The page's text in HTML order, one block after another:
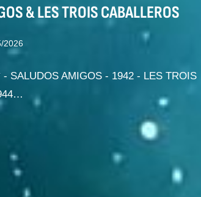
& LES TROIS CABALLEROS
2026
SALUDOS AMIGOS - 1942 - LES TROIS